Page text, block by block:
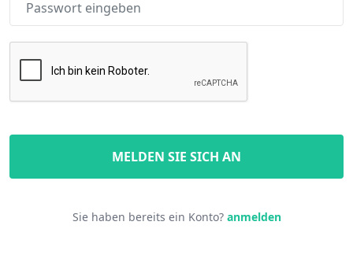
MELDEN SIE SICH AN
Sie haben bereits ein Konto? anmelden